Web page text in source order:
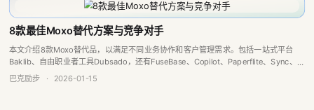
8款最佳Moxo替代方案与竞争对手
本文介绍8款Moxo替代品，以满足不同业务协作和客户管理需求。包括一站式平台
Baklib、自由职业者工具Dubsado，还有FuseBase、Copilot、Paperflite、Sync、
SimplePractice及综合套件Zoh...
巴克励步 · 2026-01-15